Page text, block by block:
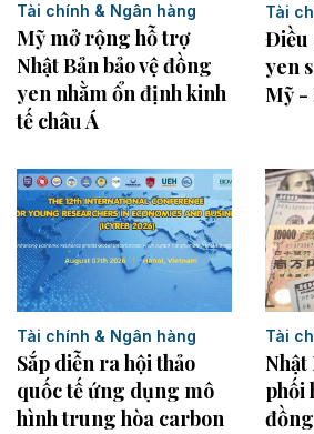
Tài chính & Ngân hàng
Mỹ mở rộng hỗ trợ
Nhật Bản bảo vệ đồng
yen nhằm ổn định kinh
tế châu Á
Tài
Điều
yen
Mỹ -
Tài chính & Ngân hàng
Sắp diễn ra hội thảo
quốc tế ứng dụng mô
hình trung hòa carbon
Tài
Nhật
phối